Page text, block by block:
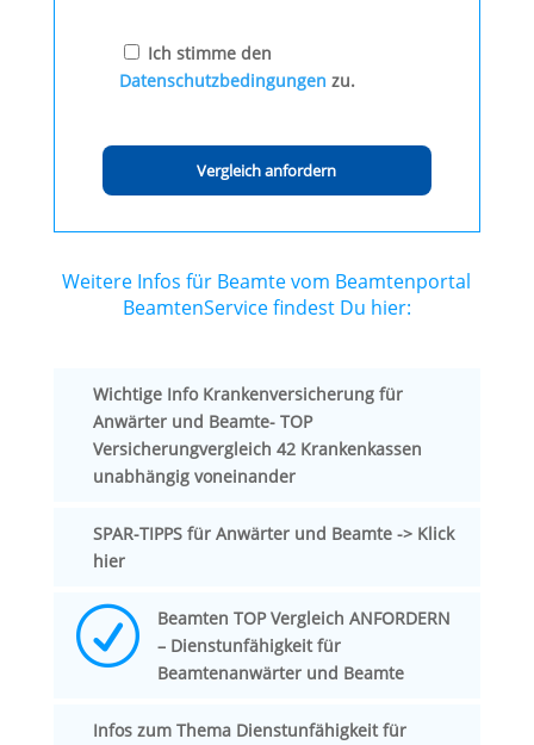
Ich stimme den
Datenschutzbedingungen zu.
Weitere Infos für Beamte vom Beamtenportal
BeamtenService findest Du hier:
Wichtige Info Krankenversicherung für
Anwärter und Beamte- TOP
Versicherungvergleich 42 Krankenkassen
unabhängig voneinander
SPAR-TIPPS für Anwärter und Beamte -> Klick
hier
R
Beamten TOP Vergleich ANFORDERN
– Dienstunfähigkeit für
Beamtenanwärter und Beamte
Infos zum Thema Dienstunfähigkeit für